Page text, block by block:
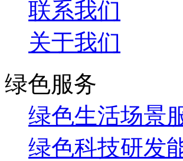
联系我们
关于我们
绿色服务
绿色生活场景
绿色科技研发